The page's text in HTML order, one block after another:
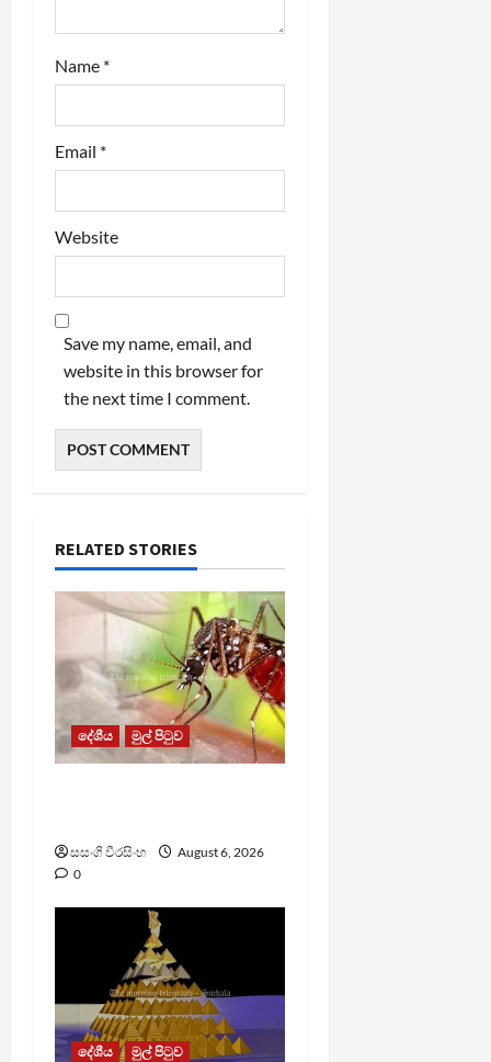
Name *
Email *
Website
Save my name, email, and
website in this browser for
the next time I comment.
RELATED STORIES
දේශීය මුල් පිටුව
සසංගි වීරසිංහ
August 6, 2026
0
දේශීය මුල් පිටුව